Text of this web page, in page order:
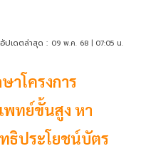
อัปเดตล่าสุด : 09 พ.ค. 68 | 07:05 น.
าโครงการ
ทย์ขั้นสูง หา
ธิประโยชน์บัตร